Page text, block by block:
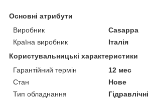
Основні атрибути
Виробник
Casappa
Країна виробник
Італія
Користувальницькі характеристики
Гарантійний термін
12 мес
Стан
Нове
Тип обладнання